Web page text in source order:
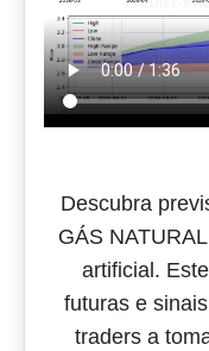
Descubra
GÁS
artificial.
futuras e
traders a